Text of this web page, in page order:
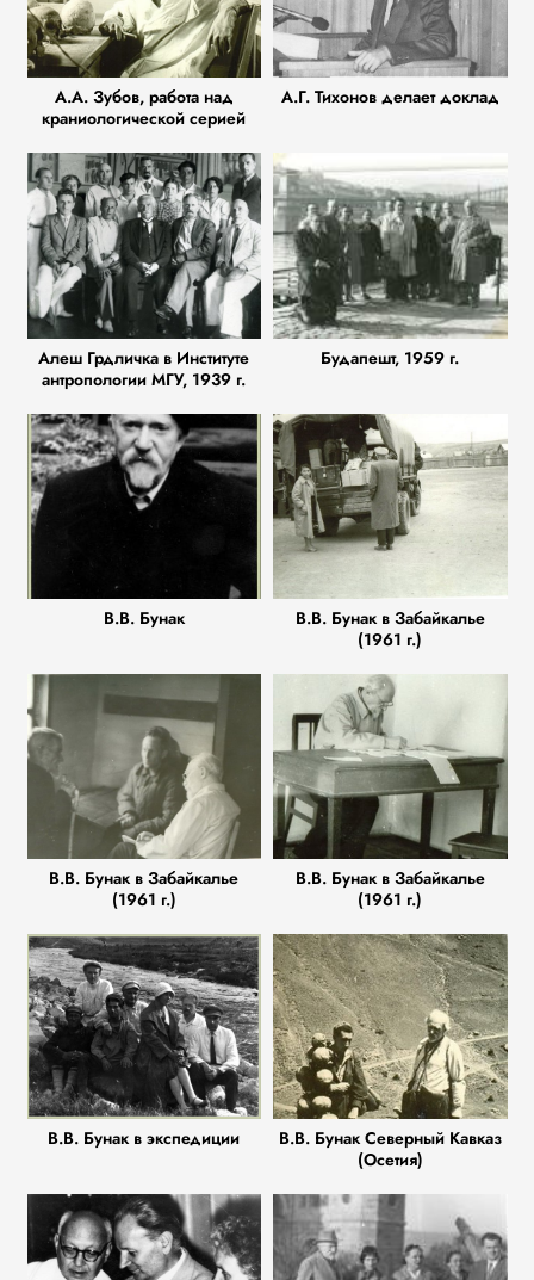
А.А. Зубов, работа над
краниологической серией
А.Г. Тихонов делает доклад
Алеш Грдличка в Институте
антропологии МГУ, 1939 г.
Будапешт, 1959 г.
В.В. Бунак
В.В. Бунак в Забайкалье
(1961 г.)
В.В. Бунак в Забайкалье
(1961 г.)
В.В. Бунак в Забайкалье
(1961 г.)
В.В. Бунак в экспедиции
В.В. Бунак Северный Кавказ
(Осетия)